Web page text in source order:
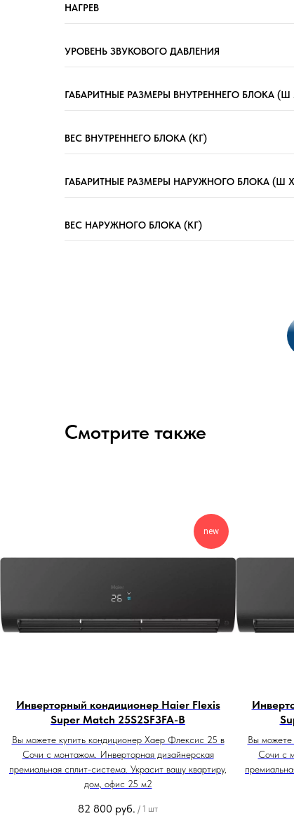
НАГРЕВ
УРОВЕНЬ ЗВУКОВОГО ДАВЛЕНИЯ
ГАБАРИТНЫЕ РАЗМЕРЫ ВНУТРЕННЕГО БЛОКА (Ш
ВЕС ВНУТРЕННЕГО БЛОКА (КГ)
ГАБАРИТНЫЕ РАЗМЕРЫ НАРУЖНОГО БЛОКА (Ш
ВЕС НАРУЖНОГО БЛОКА (КГ)
Смотрите также
new
Инверторный кондиционер Haier Flexis
Super Match 25S2SF3FA-B
Вы можете купить кондиционер Хаер Флексис 25 в
Сочи с монтажом. Инверторная дизайнерская
премиальная сплит-система. Украсит вашу квартиру,
дом, офис 25 м2
82 800 руб. / 1 шт
Вы можете
Сочи с